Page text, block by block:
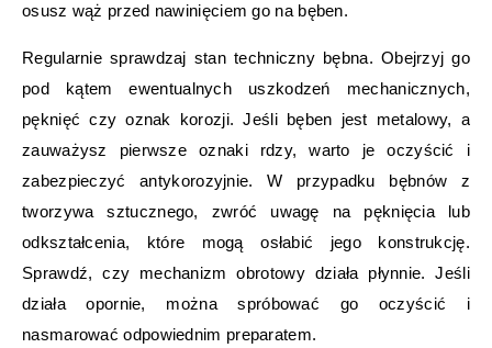
osusz wąż przed nawinięciem go na bęben.
Regularnie sprawdzaj stan techniczny bębna. Obejrzyj go
pod kątem ewentualnych uszkodzeń mechanicznych,
pęknięć czy oznak korozji. Jeśli bęben jest metalowy, a
zauważysz pierwsze oznaki rdzy, warto je oczyścić i
zabezpieczyć antykorozyjnie. W przypadku bębnów z
tworzywa sztucznego, zwróć uwagę na pęknięcia lub
odkształcenia, które mogą osłabić jego konstrukcję.
Sprawdź, czy mechanizm obrotowy działa płynnie. Jeśli
działa opornie, można spróbować go oczyścić i
nasmarować odpowiednim preparatem.